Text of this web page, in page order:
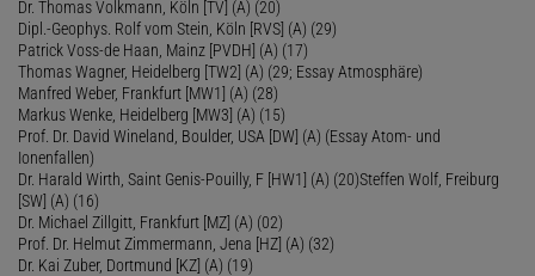
Dr. Thomas Volkmann, Köln [TV] (A) (20)
Dipl.-Geophys. Rolf vom Stein, Köln [RVS] (A) (29)
Patrick Voss-de Haan, Mainz [PVDH] (A) (17)
Thomas Wagner, Heidelberg [TW2] (A) (29; Essay Atmosphäre)
Manfred Weber, Frankfurt [MW1] (A) (28)
Markus Wenke, Heidelberg [MW3] (A) (15)
Prof. Dr. David Wineland, Boulder, USA [DW] (A) (Essay Atom- und
Ionenfallen)
Dr. Harald Wirth, Saint Genis-Pouilly, F [HW1] (A) (20)Steffen Wolf, Freiburg
[SW] (A) (16)
Dr. Michael Zillgitt, Frankfurt [MZ] (A) (02)
Prof. Dr. Helmut Zimmermann, Jena [HZ] (A) (32)
Dr. Kai Zuber, Dortmund [KZ] (A) (19)